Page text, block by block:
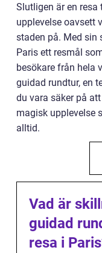
Slutligen är en
upplevelse oavsett
staden på. Med sin
Paris ett resmål
besökare från hela
guidad rundtur, en
du vara säker på
magisk upplevelse
alltid.
Vad är
guidad
resa i